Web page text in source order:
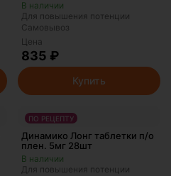
Для повышения потенции
Самовывоз
Цена
835 ₽
Купить
ПО РЕЦЕПТУ
Динамико Лонг таблетки п/о
плен. 5мг 28шт
Для повышения потенции